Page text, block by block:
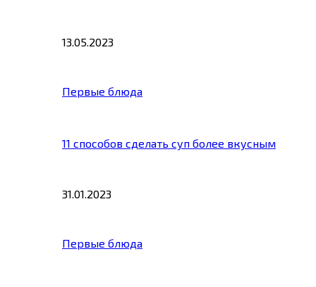
13.05.2023
Первые блюда
11 способов сделать суп более вкусным
31.01.2023
Первые блюда